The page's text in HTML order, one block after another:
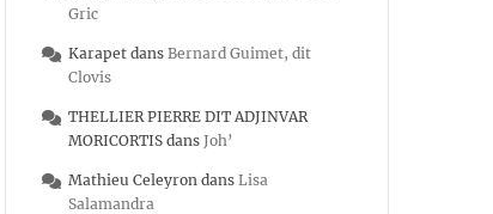
Gric
Karapet dans Bernard Guimet, dit
Clovis
THELLIER PIERRE DIT ADJINVAR
MORICORTIS dans Joh’
Mathieu Celeyron dans Lisa
Salamandra